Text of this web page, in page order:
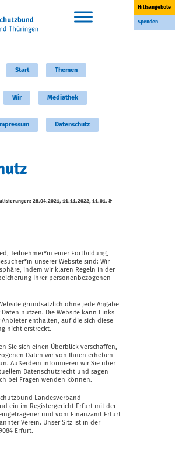
Hilfsangebote
Spenden
Start Themen
Wir Mediathek
Datenschutz
28.04.2021, 11.11.2022, 11.01. &
Teilnehmer*in einer Fortbildung,
unserer Website sind: Wir
indem wir klaren Regeln in der
Ihrer personenbezogenen
grundsätzlich ohne jede Angabe
nutzen. Die Website kann Links
Anbieter enthalten, auf die sich diese
nicht erstreckt.
Sie sich einen Überblick verschaffen,
Daten wir von Ihnen erheben
Außerdem informieren wir Sie über
Datenschutzrecht und sagen
bei Fragen wenden können.
Landesverband
ein im Registergericht Erfurt mit der
und vom Finanzamt Erfurt
Verein. Unser Sitz ist in der
Erfurt.